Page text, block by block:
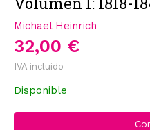
Michael Heinrich
32,00 €
IVA incluido
Disponible